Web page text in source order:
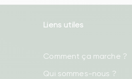
Liens utiles
Comment ça marche ?
Qui sommes-nous ?